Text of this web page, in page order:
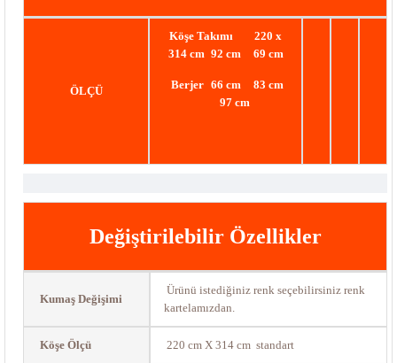
ÖLÇÜ
Köşe Takımı
220 x
314 cm 92 cm 69 cm
Berjer 66 cm
83 cm
97 cm
Değiştirilebilir Özellikler
Kumaş Değişimi
Ürünü istediğiniz renk seçebilirsiniz renk
kartelamızdan.
Köşe Ölçü 220 cm X 314 cm standart